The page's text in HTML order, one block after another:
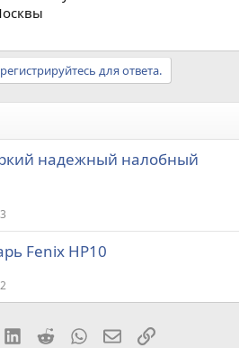
для ответа.
надежный налобный
Fenix HP10
LinkedIn
RedditWhatsAppЭлектронная
Ссылка